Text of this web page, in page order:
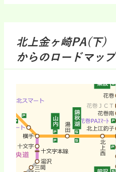
北上金ヶ崎PA(下)
からのロードマップ